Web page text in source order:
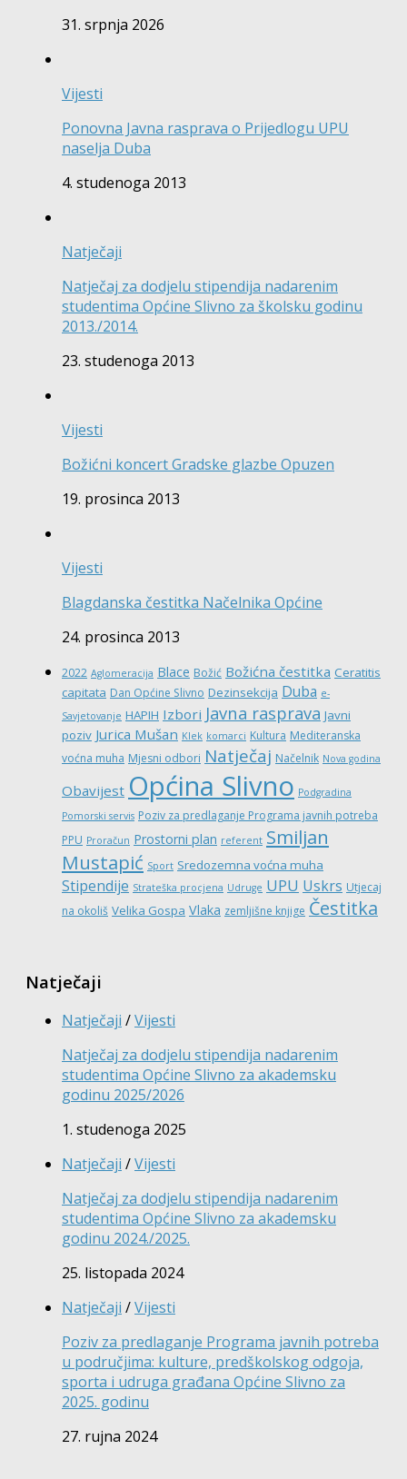
31. srpnja 2026
Vijesti
Ponovna Javna rasprava o Prijedlogu UPU
naselja Duba
4. studenoga 2013
Natječaji
Natječaj za dodjelu stipendija nadarenim
studentima Općine Slivno za školsku godinu
2013./2014.
23. studenoga 2013
Vijesti
Božićni koncert Gradske glazbe Opuzen
19. prosinca 2013
Vijesti
Blagdanska čestitka Načelnika Općine
24. prosinca 2013
2022 Aglomeracija Blace Božić Božićna čestitka Ceratitis
capitata Dan Općine Slivno Dezinsekcija Duba e-
Savjetovanje HAPIH Izbori Javna rasprava Javni
poziv Jurica Mušan Klek komarci Kultura Mediteranska
voćna muha Mjesni odbori Natječaj Načelnik Nova godina
Obavijest Općina Slivno Podgradina
Pomorski servis Poziv za predlaganje Programa javnih potreba
PPU Proračun Prostorni plan referent Smiljan
Mustapić Sport Sredozemna voćna muha
Stipendije Strateška procjena Udruge UPU Uskrs Utjecaj
na okoliš Velika Gospa Vlaka zemljišne knjige Čestitka
Natječaji
Natječaji /Vijesti
Natječaj za dodjelu stipendija nadarenim
studentima Općine Slivno za akademsku
godinu 2025/2026
1. studenoga 2025
Natječaji /Vijesti
Natječaj za dodjelu stipendija nadarenim
studentima Općine Slivno za akademsku
godinu 2024./2025.
25. listopada 2024
Natječaji /Vijesti
Poziv za predlaganje Programa javnih potreba
u područjima: kulture, predškolskog odgoja,
sporta i udruga građana Općine Slivno za
2025. godinu
27. rujna 2024